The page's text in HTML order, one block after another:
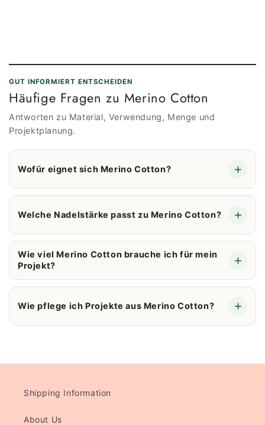
GUT INFORMIERT ENTSCHEIDEN
Häufige Fragen zu Merino Cotton
Antworten zu Material, Verwendung, Menge und
Projektplanung.
Wofür eignet sich Merino Cotton?
Welche Nadelstärke passt zu Merino Cotton?
Wie viel Merino Cotton brauche ich für mein
Projekt?
Wie pflege ich Projekte aus Merino Cotton?
Shipping Information
About Us